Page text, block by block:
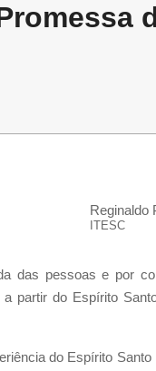
Reginaldo
ITESC
das pessoas e por
partir do Espírito
do Espírito